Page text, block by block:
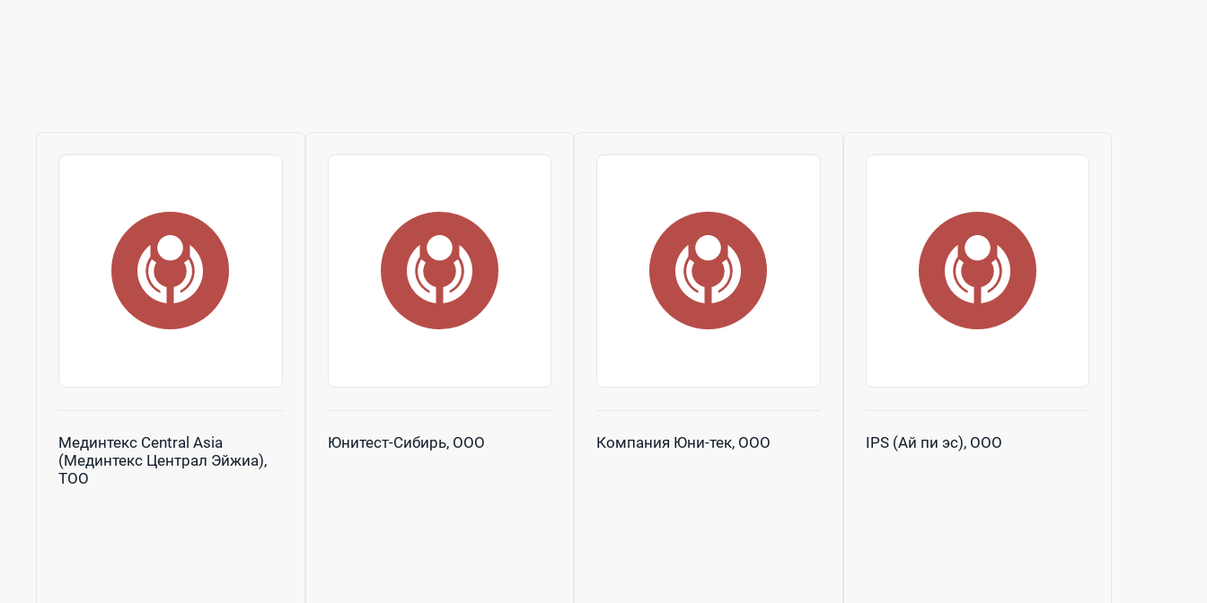
Мединтекс Central Asia
(Мединтекс Централ Эйжиа),
ТОО
Юнитест-Сибирь, ООО Компания Юни-тек, ООО IPS (Ай пи эс), ООО